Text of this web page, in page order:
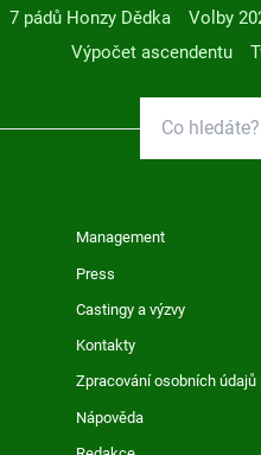
7 pádů Honzy Dědka Volby
Výpočet ascendentu
Management
Press
Castingy a výzvy
Kontakty
Zpracování osobních údajů
Nápověda